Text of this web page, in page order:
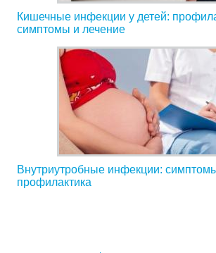
Кишечные инфекции у детей:
симптомы и лечение
Внутриутробные инфекции:
профилактика